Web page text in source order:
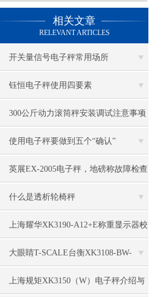
相关文章
RELEVANT ARTICLES
开关量信号电子秤常用场所
钰恒电子秤使用四要素
300公斤动力滚筒秤安装调试注意事项
使用电子秤要做到五个“确认”
英展EX-2005电子秤，地磅称故障检查
方法
什么是透析轮椅秤
上海耀华XK3190-A12+E称重显示器校
正方法知晓
大眼睛T-SCALE台衡XK3108-BW-
150kg电子秤
上海规矩XK3150（W）电子秤介绍与